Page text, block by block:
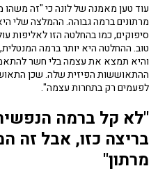
עוד טען מאמנה של לונה כי "זה
מרתונים ברמה גבוהה. ההמלצה שלי
סיפוקים, כמו בהחלטה הזו לאליפות
טוב. ההחלטה היא יותר ברמה
והיא תמצא את עצמה בלי חשר
ההתאוששות הפיזית שלה. שכן
לפעמים רק בתחרות עצמה".
"לא קל ברמה
בריצה כזו, אבל זה
מרתון"